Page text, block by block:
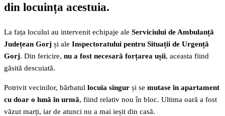
din locuința acestuia.
La fața locului au intervenit echipaje ale Serviciului de Ambulanță
Județean Gorj și ale Inspectoratului pentru Situații de Urgență
Gorj. Din fericire, nu a fost necesară forțarea ușii, aceasta fiind
găsită descuiată.
Potrivit vecinilor, bărbatul locuia singur și se mutase în apartament
cu doar o lună în urmă, fiind relativ nou în bloc. Ultima oară a fost
văzut marți, iar de atunci nu a mai ieșit din casă.